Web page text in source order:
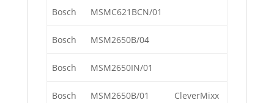
Bosch MSMC621BCN/01
Bosch MSM2650B/04
Bosch MSM2650IN/01
Bosch MSM2650B/01 CleverMixx